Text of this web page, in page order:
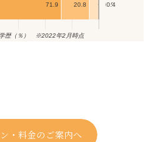
71.9 20.8 6.9
6.9
0.4
0.4
歴（％） ※2022年2月時点
・料金のご案内へ